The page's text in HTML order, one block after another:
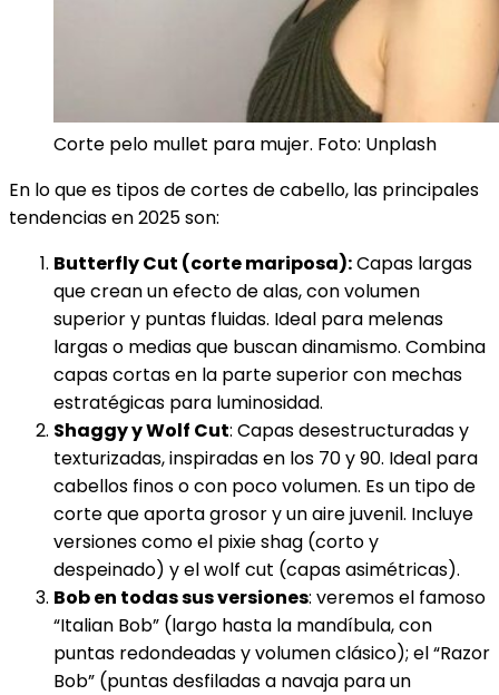
Corte pelo mullet para mujer. Foto: Unplash
En lo que es tipos de cortes de cabello, las principales
tendencias en 2025 son:
Butterfly Cut (corte mariposa):Capas largas
que crean un efecto de alas, con volumen
superior y puntas fluidas. Ideal para melenas
largas o medias que buscan dinamismo. Combina
capas cortas en la parte superior con mechas
estratégicas para luminosidad.
Shaggy y Wolf Cut: Capas desestructuradas y
texturizadas, inspiradas en los 70 y 90. Ideal para
cabellos finos o con poco volumen. Es un tipo de
corte que aporta grosor y un aire juvenil. Incluye
versiones como el pixie shag (corto y
despeinado) y el wolf cut (capas asimétricas).
Bob en todas sus versiones: veremos el famoso
“Italian Bob” (largo hasta la mandíbula, con
puntas redondeadas y volumen clásico); el “Razor
Bob” (puntas desfiladas a navaja para un